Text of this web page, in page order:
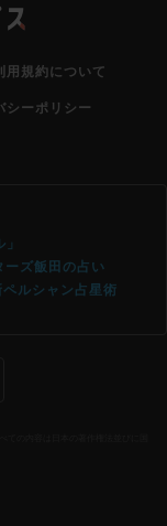
用規約について
シーポリシー
ーズ飯田の占い
ルシャン占星術